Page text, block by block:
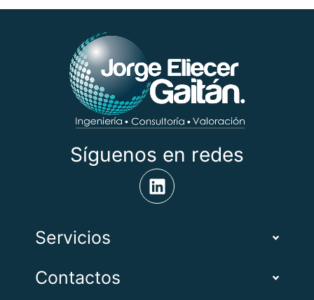
Síguenos en redes
Servicios
Contactos